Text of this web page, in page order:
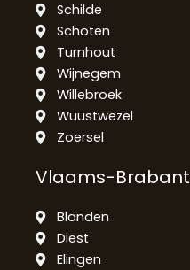
Schilde
Schoten
Turnhout
Wijnegem
Willebroek
Wuustwezel
Zoersel
Vlaams-Brabant
Blanden
Diest
Elingen